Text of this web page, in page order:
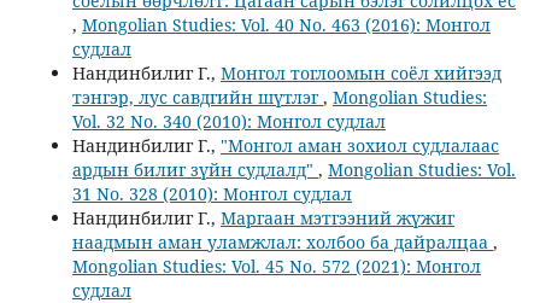
, Mongolian Studies: Vol. 40 No. 463 (2016): Монгол
судлал
Нандинбилиг Г., Монгол тоглоомын соёл хийгээд
тэнгэр, лус савдгийн шүтлэг, Mongolian Studies:
Vol. 32 No. 340 (2010): Монгол судлал
Нандинбилиг Г., "Монгол аман зохиол судлалаас
ардын билиг зүйн судлалд" , Mongolian Studies: Vol.
31 No. 328 (2010): Монгол судлал
Нандинбилиг Г., Маргаан мэтгээний жүжиг
наадмын аман уламжлал: холбоо ба дайралцаа ,
Mongolian Studies: Vol. 45 No. 572 (2021): Монгол
судлал